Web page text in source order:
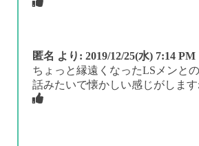
匿名 より: 2019/12/25(水) 7:14 PM
ちょっと縁遠くなったLSメンと
話みたいで懐かしい感じがします